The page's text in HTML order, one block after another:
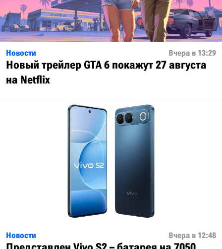
Новости Вчера в 13:29
Новый трейлер GTA 6 покажут 27 августа
на Netflix
Новости Вчера в 12:48